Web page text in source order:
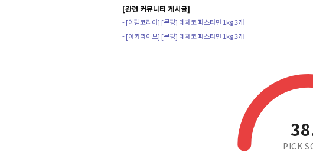
[관련 커뮤니티 게시글]
- [에펨코리아] [쿠팡] 데체코 파스타면 1kg 3개
- [아카라이브] [쿠팡] 데체코 파스타면 1kg 3개
PICK